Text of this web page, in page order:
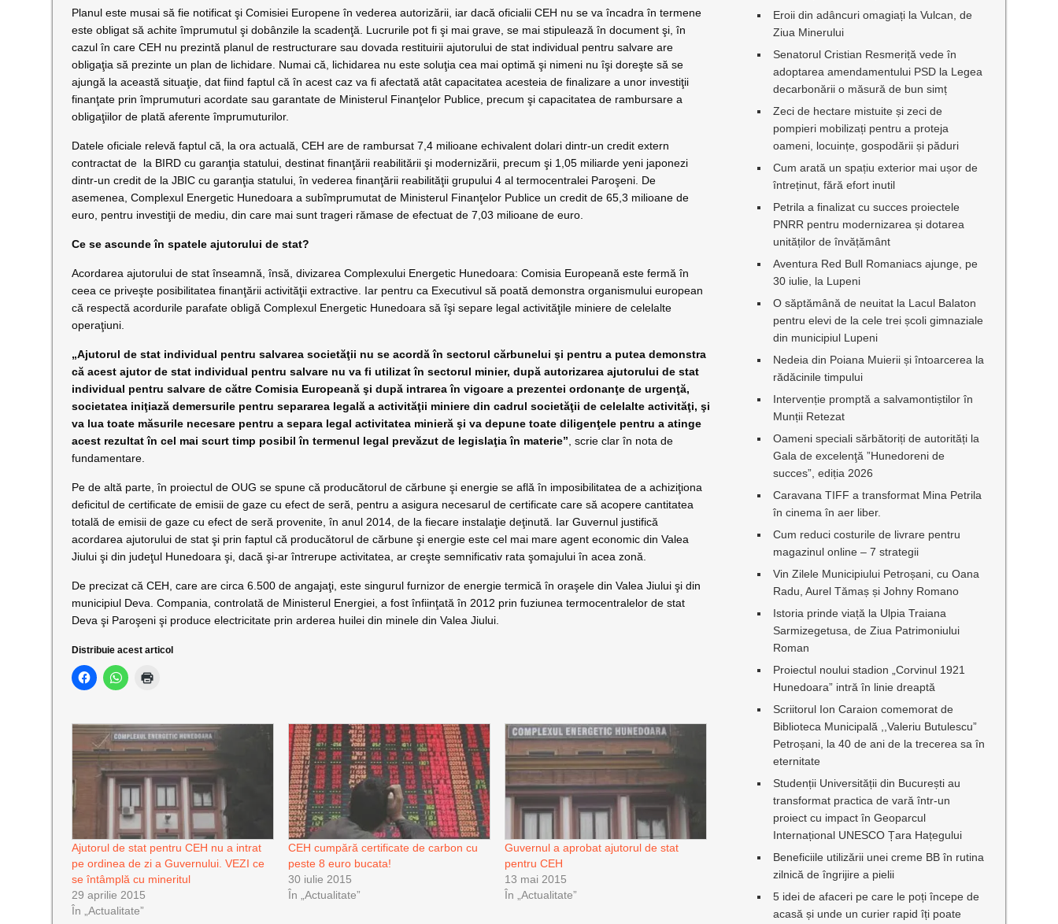
Planul este musai să fie notificat şi Comisiei Europene în vederea autorizării, iar dacă oficialii CEH nu se va încadra în termene
este obligat să achite împrumutul şi dobânzile la scadenţă. Lucrurile pot fi şi mai grave, se mai stipulează în document şi, în
cazul în care CEH nu prezintă planul de restructurare sau dovada restituirii ajutorului de stat individual pentru salvare are
obligaţia să prezinte un plan de lichidare. Numai că, lichidarea nu este soluţia cea mai optimă şi nimeni nu îşi doreşte să se
ajungă la această situaţie, dat fiind faptul că în acest caz va fi afectată atât capacitatea acesteia de finalizare a unor investiţii
finanţate prin împrumuturi acordate sau garantate de Ministerul Finanţelor Publice, precum şi capacitatea de rambursare a
obligaţiilor de plată aferente împrumuturilor.
Datele oficiale relevă faptul că, la ora actuală, CEH are de rambursat 7,4 milioane echivalent dolari dintr-un credit extern
contractat de la BIRD cu garanţia statului, destinat finanţării reabilitării şi modernizării, precum şi 1,05 miliarde yeni japonezi
dintr-un credit de la JBIC cu garanţia statului, în vederea finanţării reabilităţii grupului 4 al termocentralei Paroşeni. De
asemenea, Complexul Energetic Hunedoara a subîmprumutat de Ministerul Finanţelor Publice un credit de 65,3 milioane de
euro, pentru investiţii de mediu, din care mai sunt trageri rămase de efectuat de 7,03 milioane de euro.
Ce se ascunde în spatele ajutorului de stat?
Acordarea ajutorului de stat înseamnă, însă, divizarea Complexului Energetic Hunedoara: Comisia Europeană este fermă în
ceea ce priveşte posibilitatea finanţării activităţii extractive. Iar pentru ca Executivul să poată demonstra organismului european
că respectă acordurile parafate obligă Complexul Energetic Hunedoara să îşi separe legal activităţile miniere de celelalte
operaţiuni.
„Ajutorul de stat individual pentru salvarea societăţii nu se acordă în sectorul cărbunelui şi pentru a putea demonstra
că acest ajutor de stat individual pentru salvare nu va fi utilizat în sectorul minier, după autorizarea ajutorului de stat
individual pentru salvare de către Comisia Europeană şi după intrarea în vigoare a prezentei ordonanţe de urgenţă,
societatea iniţiază demersurile pentru separarea legală a activităţii miniere din cadrul societăţii de celelalte activităţi, şi
va lua toate măsurile necesare pentru a separa legal activitatea minieră şi va depune toate diligenţele pentru a atinge
acest rezultat în cel mai scurt timp posibil în termenul legal prevăzut de legislaţia în materie” , scrie clar în nota de
fundamentare.
Pe de altă parte, în proiectul de OUG se spune că producătorul de cărbune şi energie se află în imposibilitatea de a achiziţiona
deficitul de certificate de emisii de gaze cu efect de seră, pentru a asigura necesarul de certificate care să acopere cantitatea
totală de emisii de gaze cu efect de seră provenite, în anul 2014, de la fiecare instalaţie deţinută. Iar Guvernul justifică
acordarea ajutorului de stat şi prin faptul că producătorul de cărbune şi energie este cel mai mare agent economic din Valea
Jiului şi din judeţul Hunedoara şi, dacă şi-ar întrerupe activitatea, ar creşte semnificativ rata şomajului în acea zonă.
De precizat că CEH, care are circa 6.500 de angajaţi, este singurul furnizor de energie termică în oraşele din Valea Jiului şi din
municipiul Deva. Compania, controlată de Ministerul Energiei, a fost înfiinţată în 2012 prin fuziunea termocentralelor de stat
Deva şi Paroşeni şi produce electricitate prin arderea huilei din minele din Valea Jiului.
Distribuie acest articol
Ajutorul de stat pentru CEH nu a intrat
pe ordinea de zi a Guvernului. VEZI ce
se întâmplă cu mineritul
29 aprilie 2015
În „Actualitate”
CEH cumpără certificate de carbon cu
peste 8 euro bucata!
30 iulie 2015
În „Actualitate”
Guvernul a aprobat ajutorul de stat
pentru CEH
13 mai 2015
În „Actualitate”
Eroii din adâncuri omagiați la Vulcan, de
Ziua Minerului
Senatorul Cristian Resmeriță vede în
adoptarea amendamentului PSD la Legea
decarbonării o măsură de bun simț
Zeci de hectare mistuite și zeci de
pompieri mobilizați pentru a proteja
oameni, locuințe, gospodării și păduri
Cum arată un spațiu exterior mai ușor de
întreținut, fără efort inutil
Petrila a finalizat cu succes proiectele
PNRR pentru modernizarea și dotarea
unităților de învățământ
Aventura Red Bull Romaniacs ajunge, pe
30 iulie, la Lupeni
O săptămână de neuitat la Lacul Balaton
pentru elevi de la cele trei școli gimnaziale
din municipiul Lupeni
Nedeia din Poiana Muierii și întoarcerea la
rădăcinile timpului
Intervenție promptă a salvamontiștilor în
Munții Retezat
Oameni speciali sărbătoriți de autorități la
Gala de excelenţă ”Hunedoreni de
succes”, ediția 2026
Caravana TIFF a transformat Mina Petrila
în cinema în aer liber.
Cum reduci costurile de livrare pentru
magazinul online – 7 strategii
Vin Zilele Municipiului Petroșani, cu Oana
Radu, Aurel Tămaș și Johny Romano
Istoria prinde viață la Ulpia Traiana
Sarmizegetusa, de Ziua Patrimoniului
Roman
Proiectul noului stadion „Corvinul 1921
Hunedoara” intră în linie dreaptă
Scriitorul Ion Caraion comemorat de
Biblioteca Municipală ,,Valeriu Butulescu”
Petroșani, la 40 de ani de la trecerea sa în
eternitate
Studenții Universității din București au
transformat practica de vară într-un
proiect cu impact în Geoparcul
Internațional UNESCO Țara Hațegului
Beneficiile utilizării unei creme BB în rutina
zilnică de îngrijire a pielii
5 idei de afaceri pe care le poți începe de
acasă și unde un curier rapid îți poate